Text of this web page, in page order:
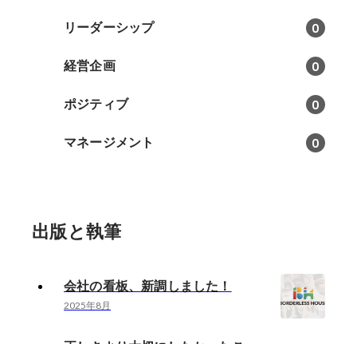
リーダーシップ 0
経営企画 0
ポジティブ 0
マネージメント 0
出版と執筆
会社の看板、新調しました！
2025年8月